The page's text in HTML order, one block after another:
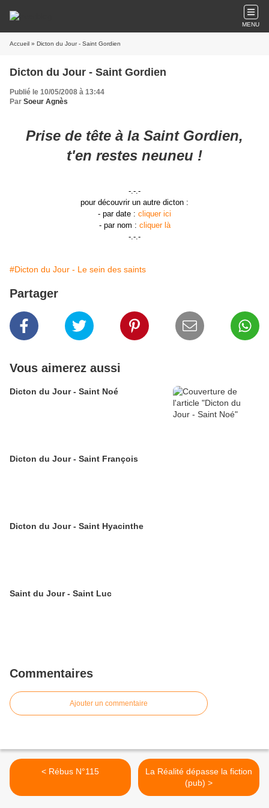
MENU
Accueil » Dicton du Jour - Saint Gordien
Dicton du Jour - Saint Gordien
Publié le 10/05/2008 à 13:44
Par Soeur Agnès
Prise de tête à la Saint Gordien,
t'en restes neuneu !
-.-.-
pour découvrir un autre dicton :
- par date : cliquer ici
- par nom : cliquer là
-.-.-
#Dicton du Jour - Le sein des saints
Partager
Vous aimerez aussi
Dicton du Jour - Saint Noé
Dicton du Jour - Saint François
Dicton du Jour - Saint Hyacinthe
Saint du Jour - Saint Luc
Commentaires
Ajouter un commentaire
< Rébus N°115
La Réalité dépasse la fiction
(pub) >